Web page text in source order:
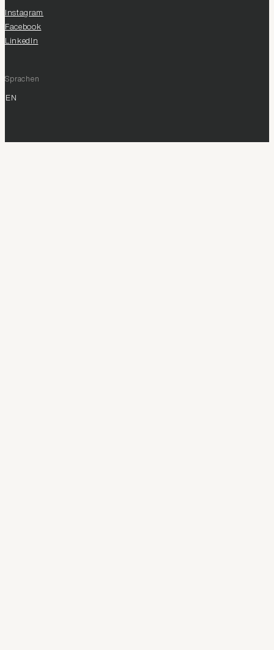
Instagram
Facebook
LinkedIn
Sprachen
EN